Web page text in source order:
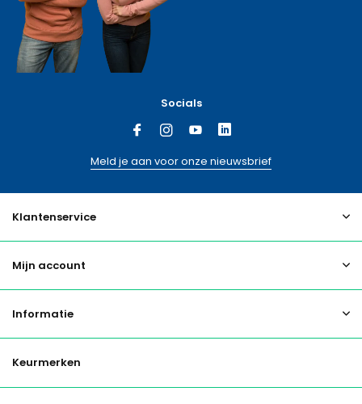
Socials
Meld je aan voor onze nieuwsbrief
Klantenservice
Mijn account
Informatie
Keurmerken